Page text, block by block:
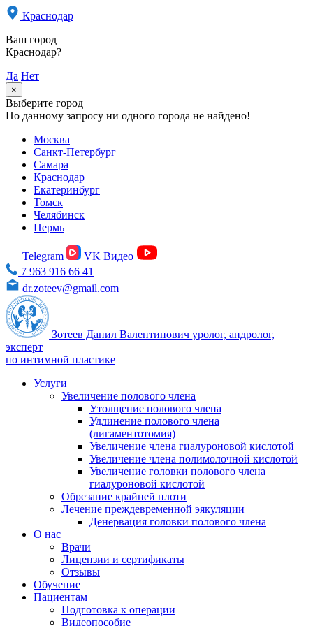
Краснодар
Ваш город
Краснодар?
Да Нет
×
Выберите город
По данному запросу ни одного города не найдено!
Москва
Санкт-Петербург
Самара
Краснодар
Екатеринбург
Томск
Челябинск
Пермь
Telegram
VK Видео
7 963 916 66 41
dr.zoteev@gmail.com
Зотеев Данил Валентинович уролог, андролог,
эксперт
по интимной пластике
Услуги
Увеличение полового члена
Утолщение полового члена
Удлинение полового члена
(лигаментотомия)
Увеличение члена гиалуроновой кислотой
Увеличение члена полимолочной кислотой
Увеличение головки полового члена
гиалуроновой кислотой
Обрезание крайней плоти
Лечение преждевременной эякуляции
Денервация головки полового члена
О нас
Врачи
Лицензии и сертификаты
Отзывы
Обучение
Пациентам
Подготовка к операции
Видеопособие